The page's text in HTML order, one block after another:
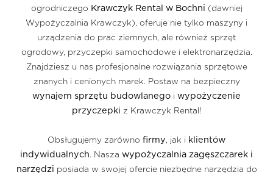
ogrodniczego Krawczyk Rental w Bochni (dawniej
Wypożyczalnia Krawczyk), oferuje nie tylko maszyny i
urządzenia do prac ziemnych, ale również sprzęt
ogrodowy, przyczepki samochodowe i elektronarzędzia.
Znajdziesz u nas profesjonalne rozwiązania sprzętowe
znanych i cenionych marek. Postaw na bezpieczny
wynajem sprzętu budowlanego i wypożyczenie
przyczepki z Krawczyk Rental!
Obsługujemy zarówno firmy, jak i klientów
indywidualnych. Nasza wypożyczalnia zagęszczarek i
narzędzi posiada w swojej ofercie niezbędne narzędzia do